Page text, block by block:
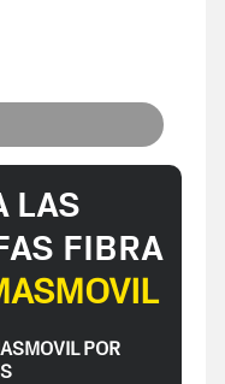
LAS
FIBRA
POR